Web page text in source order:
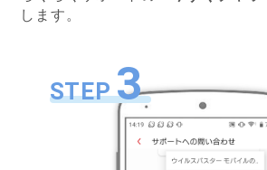
します。
STEP 3